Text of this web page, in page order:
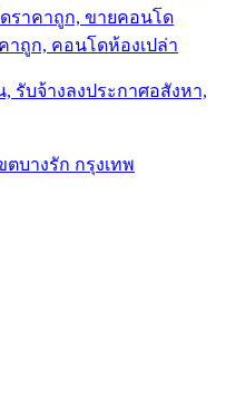
ราคาถูก, ขายคอนโด
าถูก, คอนโดห้องเปล่า
บจ้างลงประกาศอสังหา,
บางรัก กรุงเทพ